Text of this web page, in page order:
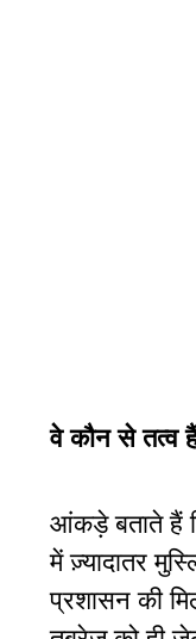
वे कौन से तत्व
आंकड़े बताते हैं
में ज़्यादातर
प्रशासनकी